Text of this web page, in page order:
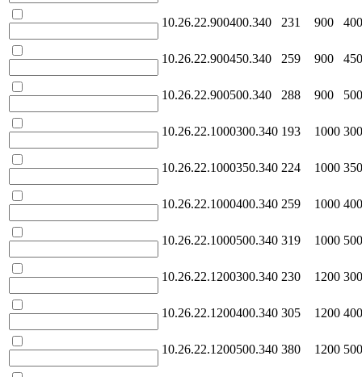
10.26.22.900400.340 231 900 400
10.26.22.900450.340 259 900 450
10.26.22.900500.340 288 900 500
10.26.22.1000300.340 193 1000 300
10.26.22.1000350.340 224 1000 350
10.26.22.1000400.340 259 1000 400
10.26.22.1000500.340 319 1000 500
10.26.22.1200300.340 230 1200 300
10.26.22.1200400.340 305 1200 400
10.26.22.1200500.340 380 1200 500